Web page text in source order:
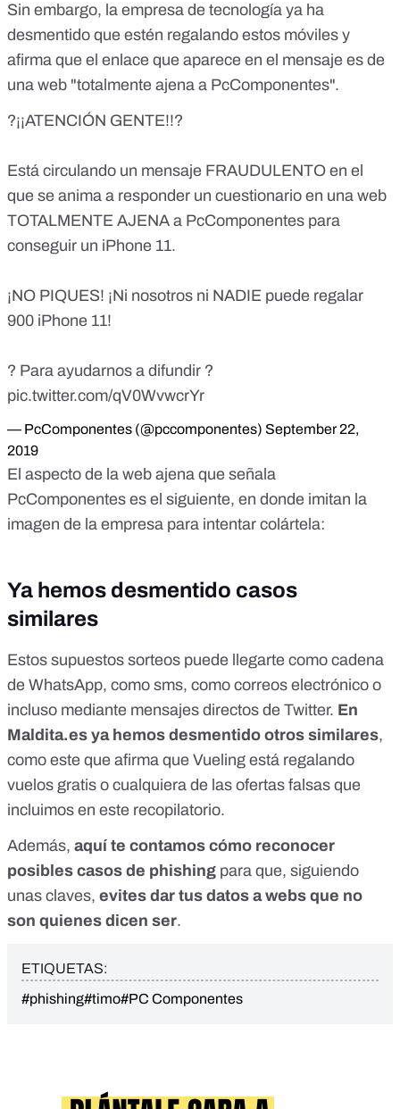
Sin embargo, la empresa de tecnología ya ha
desmentido que estén regalando estos móviles y
afirma que el enlace que aparece en el mensaje es de
una web "totalmente ajena a PcComponentes".
?¡¡ATENCIÓN GENTE!!?
Está circulando un mensaje FRAUDULENTO en el
que se anima a responder un cuestionario en una web
TOTALMENTE AJENA a PcComponentes para
conseguir un iPhone 11.
¡NO PIQUES! ¡Ni nosotros ni NADIE puede regalar
900 iPhone 11!
? Para ayudarnos a difundir ?
pic.twitter.com/qV0WvwcrYr
— PcComponentes (@pccomponentes) September 22,
2019
El aspecto de la web ajena que señala
PcComponentes es el siguiente, en donde imitan la
imagen de la empresa para intentar colártela:
Ya hemos desmentido casos
similares
Estos supuestos sorteos puede llegarte como cadena
de WhatsApp, como sms, como correos electrónico o
incluso mediante mensajes directos de Twitter. En
Maldita.es ya hemos desmentido otros similares,
como este que afirma que Vueling está regalando
vuelos gratis o cualquiera de las ofertas falsas que
incluimos en este recopilatorio.
Además, aquí te contamos cómo reconocer
posibles casos de phishing para que, siguiendo
unas claves, evites dar tus datos a webs que no
son quienes dicen ser.
ETIQUETAS:
#phishing#timo#PC Componentes